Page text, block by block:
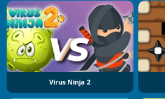
Virus Ninja 2